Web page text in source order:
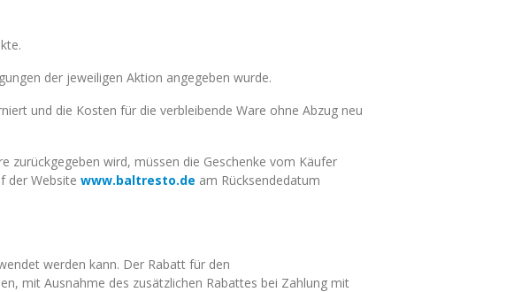
der jeweiligen Aktion angegeben wurde.
und die Kosten für die verbleibende Ware ohne Abzug neu
zurückgegeben wird, müssen die Geschenke vom Käufer
der Website www.baltresto.de am Rücksendedatum
werden kann. Der Rabatt für den
mit Ausnahme des zusätzlichen Rabattes bei Zahlung mit